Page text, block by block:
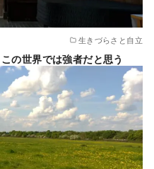
生きづらさと自立
の世界では強者だと思う